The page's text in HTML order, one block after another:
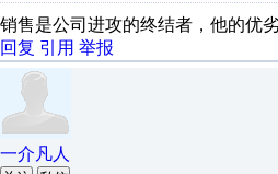
销售是公司进攻的终结者，他的优
回复 引用 举报
一介凡人